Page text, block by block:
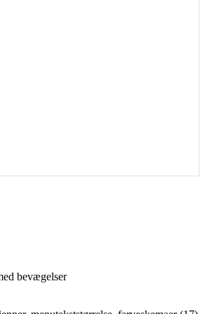
bevægelser